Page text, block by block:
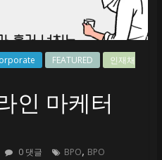
FEATURED
인재채
인 마케터
0 댓글 BPO, BPO